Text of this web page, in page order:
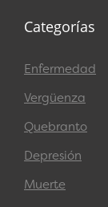
Categorías
Enfermedad
Vergüenza
Quebranto
Depresión
Muerte